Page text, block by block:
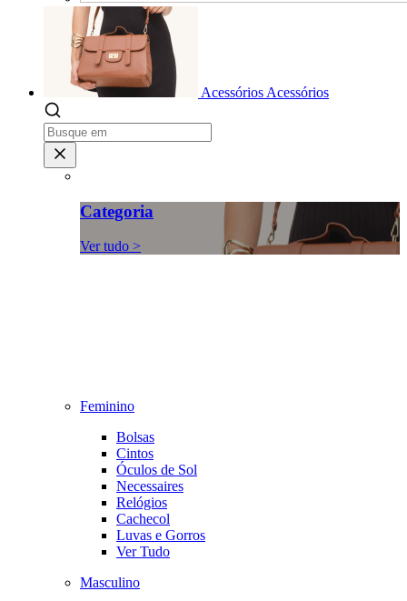
Acessórios Acessórios
Categoria
Ver tudo >
Feminino
Bolsas
Cintos
Óculos de Sol
Necessaires
Relógios
Cachecol
Luvas e Gorros
Ver Tudo
Masculino